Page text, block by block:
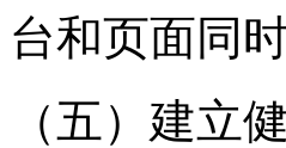
台和页面同
（五）建立